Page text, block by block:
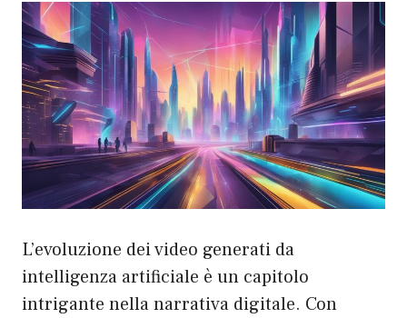
L’evoluzione dei video generati da
intelligenza artificiale è un capitolo
intrigante nella narrativa digitale. Con